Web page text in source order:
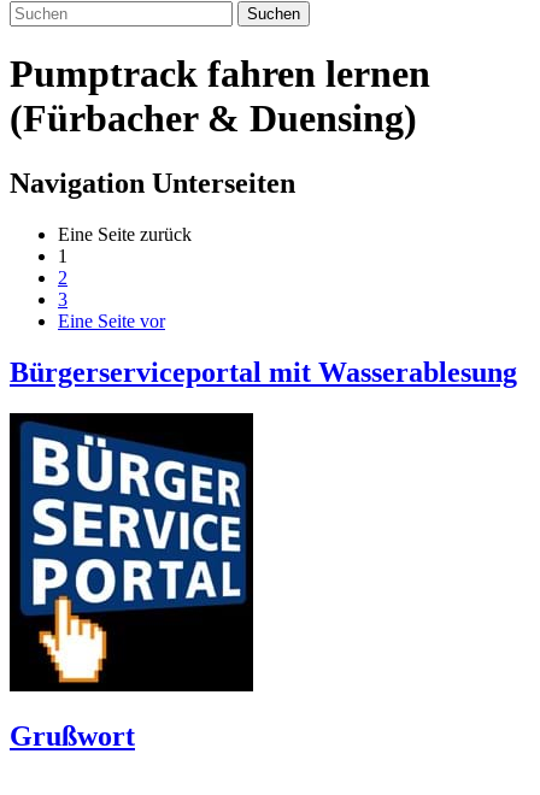
Suchen
Pumptrack fahren lernen
(Fürbacher & Duensing)
Navigation Unterseiten
Eine Seite zurück
1
2
3
Eine Seite vor
Bürgerserviceportal mit Wasserablesung
Grußwort